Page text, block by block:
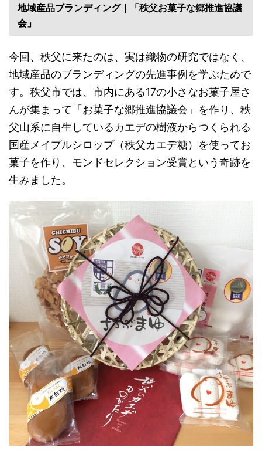
地域産品ブランディング｜「秩父お菓子な郷推進協議
会」
今回、秩父に来たのは、実は織物の研究ではなく、
地域産品のブランディングの先進事例を学ぶためで
す。秩父市では、市内にある17の小さなお菓子屋さ
んが集まって「お菓子な郷推進協議会」を作り、秩
父山系に自生しているカエデの樹液からつくられる
国産メイプルシロップ（秩父カエデ糖）を使ってお
菓子を作り、モンドセレクション受賞という奇跡を
生みました。